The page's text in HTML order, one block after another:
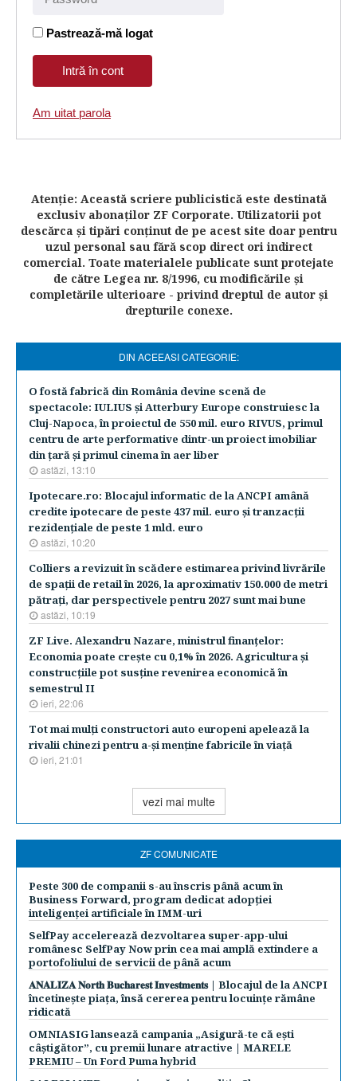
Pastrează-mă logat
Am uitat parola
Atenţie: Această scriere publicistică este destinată
exclusiv abonaţilor ZF Corporate. Utilizatorii pot
descărca şi tipări conţinut de pe acest site doar pentru
uzul personal sau fără scop direct ori indirect
comercial. Toate materialele publicate sunt protejate
de către Legea nr. 8/1996, cu modificările şi
completările ulterioare - privind dreptul de autor şi
drepturile conexe.
DIN ACEEASI CATEGORIE:
O fostă fabrică din România devine scenă de
spectacole: IULIUS şi Atterbury Europe construiesc la
Cluj-Napoca, în proiectul de 550 mil. euro RIVUS, primul
centru de arte performative dintr-un proiect imobiliar
din ţară şi primul cinema în aer liber
astăzi, 13:10
Ipotecare.ro: Blocajul informatic de la ANCPI amână
credite ipotecare de peste 437 mil. euro şi tranzacţii
rezidenţiale de peste 1 mld. euro
astăzi, 10:20
Colliers a revizuit în scădere estimarea privind livrările
de spaţii de retail în 2026, la aproximativ 150.000 de metri
pătraţi, dar perspectivele pentru 2027 sunt mai bune
astăzi, 10:19
ZF Live. Alexandru Nazare, ministrul finanţelor:
Economia poate creşte cu 0,1% în 2026. Agricultura şi
construcţiile pot susţine revenirea economică în
semestrul II
ieri, 22:06
Tot mai mulţi constructori auto europeni apelează la
rivalii chinezi pentru a-şi menţine fabricile în viaţă
ieri, 21:01
vezi mai multe
ZF COMUNICATE
Peste 300 de companii s-au înscris până acum în
Business Forward, program dedicat adopției
inteligenței artificiale în IMM-uri
SelfPay accelerează dezvoltarea super-app-ului
românesc SelfPay Now prin cea mai amplă extindere a
portofoliului de servicii de până acum
𝐀𝐍𝐀𝐋𝐈𝐙𝐀 𝐍𝐨𝐫𝐭𝐡 𝐁𝐮𝐜𝐡𝐚𝐫𝐞𝐬𝐭 𝐈𝐧𝐯𝐞𝐬𝐭𝐦𝐞𝐧𝐭𝐬 | Blocajul de la ANCPI
încetinește piața, însă cererea pentru locuințe rămâne
ridicată
OMNIASIG lansează campania „Asigură-te că ești
câștigător”, cu premii lunare atractive | MARELE
PREMIU – Un Ford Puma hybrid